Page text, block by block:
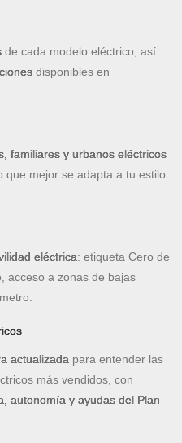
de cada modelo eléctrico, así
disponibles en
familiares y urbanos eléctricos
que mejor se adapta a tu estilo
eléctrica: etiqueta Cero de
acceso a zonas de bajas
actualizada para entender las
más vendidos, con
autonomía y ayudas del Plan